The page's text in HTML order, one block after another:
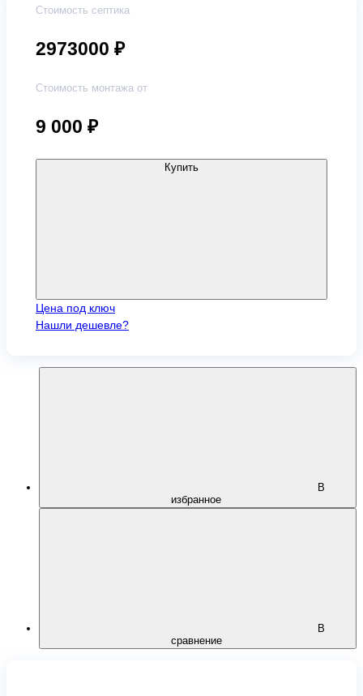
Стоимость септика
2973000 ₽
Стоимость монтажа от
9 000 ₽
Купить
Цена под ключ
Нашли дешевле?
В
избранное
В
сравнение